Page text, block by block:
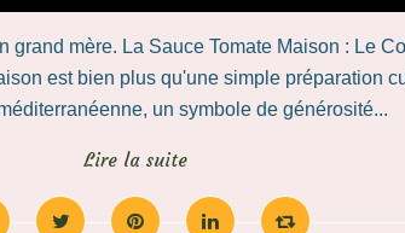
grand mère. La Sauce Tomate Maison : Le
est bien plus qu'une simple préparation
un symbole de générosité...
Lire la suite